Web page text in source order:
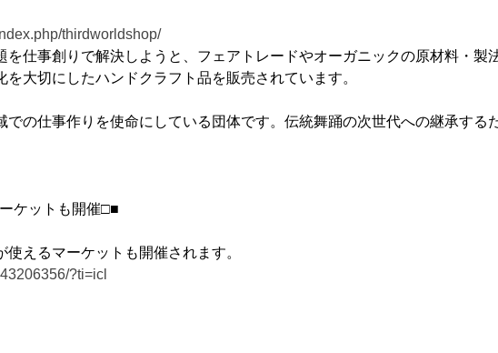
thirdworldshop/
仕事創りで解決しようと、フェアトレードやオーガニックの原材料・製
大切にしたハンドクラフト品を販売されています。
の仕事作りを使命にしている団体です。伝統舞踊の次世代への継承する
ケットも開催□■
えるマーケットも開催されます。
?ti=icl